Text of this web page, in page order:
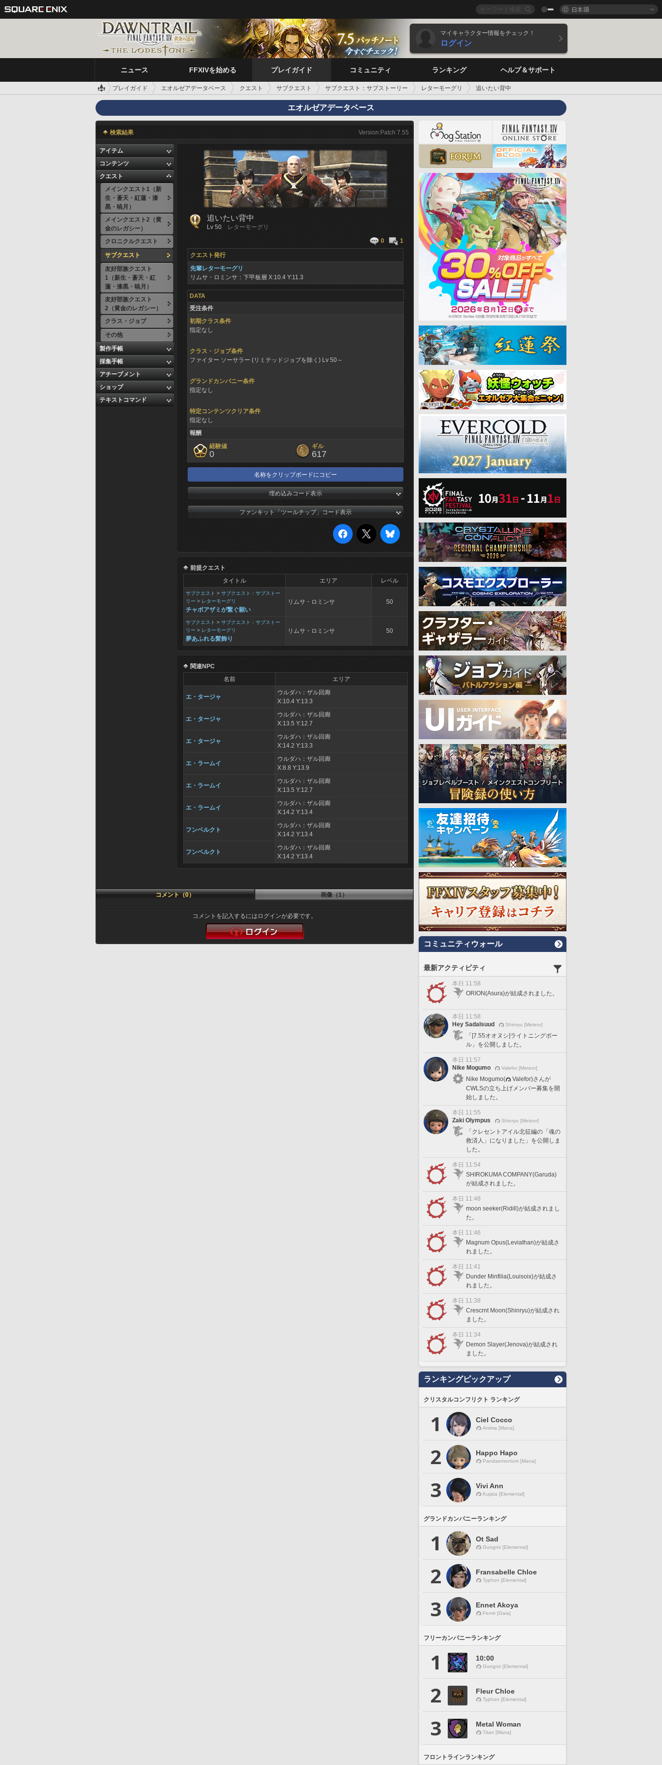
日本語
マイキャラクター情報をチェック！
ログイン
ニュース FFXIVを始める プレイガイド コミュニティ ランキング ヘルプ＆サポート
プレイガイド エオルゼアデータベース クエスト サブクエスト サブクエスト：サブストーリー レターモーグリ 追いたい背中
エオルゼアデータベース
検索結果 Version:Patch 7.55
アイテム
コンテンツ
クエスト
メインクエスト1（新
生・蒼天・紅蓮・漆
黒・暁月）
メインクエスト2（黄
金のレガシー）
クロニクルクエスト
サブクエスト
友好部族クエスト
1（新生・蒼天・紅
蓮・漆黒・暁月）
友好部族クエスト
2（黄金のレガシー）
クラス・ジョブ
その他
製作手帳
採集手帳
アチーブメント
ショップ
テキストコマンド
追いたい背中
Lv 50
レターモーグリ
0
1
クエスト発行
先輩レターモーグリ
リムサ・ロミンサ：下甲板層 X:10.4 Y:11.3
DATA
受注条件
初期クラス条件
指定なし
クラス・ジョブ条件
ファイター ソーサラー (リミテッドジョブを除く) Lv 50～
グランドカンパニー条件
指定なし
特定コンテンツクリア条件
指定なし
報酬
経験値
0
ギル
617
名称をクリップボードにコピー
埋め込みコード表示
ファンキット「ツールチップ」コード表示
前提クエスト
タイトル
エリア レベル
サブクエスト > サブクエスト：サブストー
リー > レターモーグリ
チャボアザミが繋ぐ願い
リムサ・ロミンサ 50
サブクエスト > サブクエスト：サブストー
リー > レターモーグリ
夢あふれる髪飾り
リムサ・ロミンサ 50
関連NPC
名前
エリア
エ・タージャ
ウルダハ：ザル回廊
X:10.4 Y:13.3
エ・タージャ
ウルダハ：ザル回廊
X:13.5 Y:12.7
エ・タージャ
ウルダハ：ザル回廊
X:14.2 Y:13.3
エ・ラームイ
ウルダハ：ザル回廊
X:8.8 Y:13.9
エ・ラームイ
ウルダハ：ザル回廊
X:13.5 Y:12.7
エ・ラームイ
ウルダハ：ザル回廊
X:14.2 Y:13.4
フンベルクト
ウルダハ：ザル回廊
X:14.2 Y:13.4
フンベルクト
ウルダハ：ザル回廊
X:14.2 Y:13.4
コメント（0） 画像（1）
コメントを記入するにはログインが必要です。
コミュニティウォール
最新アクティビティ
本日 11:58
ORION(Asura)が結成されました。
本日 11:58
Hey Sadalsuud
Shinryu [Meteor]
「[7.55オオヌシ]ライトニングボー
ル」を公開しました。
本日 11:57
Nike Mogumo
Valefor [Meteor]
Nike Mogumo(
Valefor)さんが
CWLSの立ち上げメンバー募集を開
始しました。
本日 11:55
Zaki Olympus
Shinryu [Meteor]
「クレセントアイル北征編の「魂の
救済人」になりました」を公開しま
した。
本日 11:54
SHIROKUMA COMPANY(Garuda)
が結成されました。
本日 11:48
moon seeker(Ridill)が結成されまし
た。
本日 11:46
Magnum Opus(Leviathan)が結成さ
れました。
本日 11:41
Dunder Minfilia(Louisoix)が結成さ
れました。
本日 11:38
Crescrnt Moon(Shinryu)が結成され
ました。
本日 11:34
Demon Slayer(Jenova)が結成され
ました。
ランキングピックアップ
クリスタルコンフリクト ランキング
1 Ciel Cocco
Anima [Mana]
2 Happo Hapo
Pandaemonium [Mana]
3 Vivi Ann
Kujata [Elemental]
グランドカンパニーランキング
1 Ot Sad
Gungnir [Elemental]
2 Fransabelle Chloe
Typhon [Elemental]
3 Ennet Akoya
Fenrir [Gaia]
フリーカンパニーランキング
1 10:00
Gungnir [Elemental]
2 Fleur Chloe
Typhon [Elemental]
3 Metal Woman
Titan [Mana]
フロントラインランキング